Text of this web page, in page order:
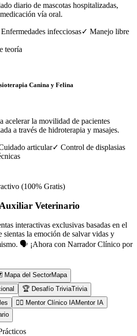
diario de mascotas hospitalizadas,
vía oral.
Enfermedades infecciosas✓ Manejo libre
teoría
Canina y Felina
acelerar la movilidad de pacientes
a través de hidroterapia y masajes.
articular✓ Control de displasias
(100% Gratis)
Auxiliar Veterinario
interactivas exclusivas basadas en el
sientas la emoción de salvar vidas y
🗣️ ¡Ahora con Narrador Clínico por
del SectorMapa
🏆 Desafío TriviaTrivia
👨‍⚕️ Mentor Clínico IAMentor IA